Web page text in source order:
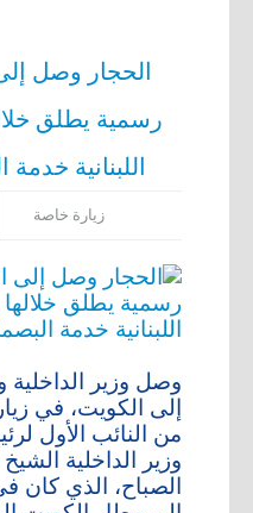
الحجار وصل
رسمية يطلق
اللبنانية خدمة
زيارة خاصة
وصل وزير الداخلية
إلى الكويت، في
من النائب الأول
وزير الداخلية
الصباح، الذي كان